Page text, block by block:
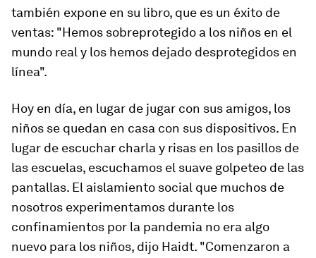
también expone en su libro, que es un éxito de
ventas: "Hemos sobreprotegido a los niños en el
mundo real y los hemos dejado desprotegidos en
línea".
Hoy en día, en lugar de jugar con sus amigos, los
niños se quedan en casa con sus dispositivos. En
lugar de escuchar charla y risas en los pasillos de
las escuelas, escuchamos el suave golpeteo de las
pantallas. El aislamiento social que muchos de
nosotros experimentamos durante los
confinamientos por la pandemia no era algo
nuevo para los niños, dijo Haidt. "Comenzaron a